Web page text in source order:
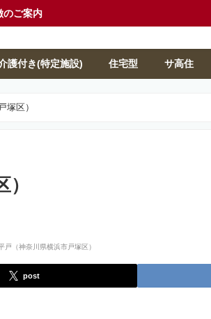
のご案内
護付き(特定施設) 住宅型 サ高住
塚区）
post